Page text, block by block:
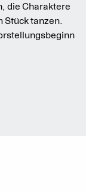
die Charaktere
Stück tanzen.